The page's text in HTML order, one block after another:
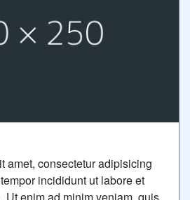
amet, consectetur adipisicing
incididunt ut labore et